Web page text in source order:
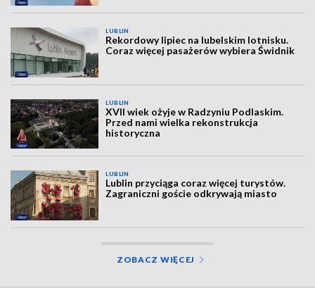
LUBLIN
Rekordowy lipiec na lubelskim lotnisku.
Coraz więcej pasażerów wybiera Świdnik
LUBLIN
XVII wiek ożyje w Radzyniu Podlaskim.
Przed nami wielka rekonstrukcja
historyczna
LUBLIN
Lublin przyciąga coraz więcej turystów.
Zagraniczni goście odkrywają miasto
ZOBACZ WIĘCEJ